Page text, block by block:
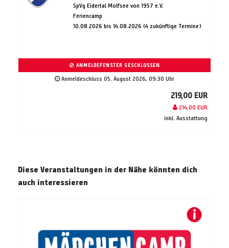
SpVg Eidertal Molfsee von 1957 e.V.
Feriencamp
10.08.2026 bis 14.08.2026 (4 zukünftige Termine)
ANMELDEFENSTER GESCHLOSSEN
Anmeldeschluss 05. August 2026, 09:30 Uhr
219,00 EUR
214,00 EUR
inkl. Ausstattung
Diese Veranstaltungen in der Nähe könnten dich
auch interessieren